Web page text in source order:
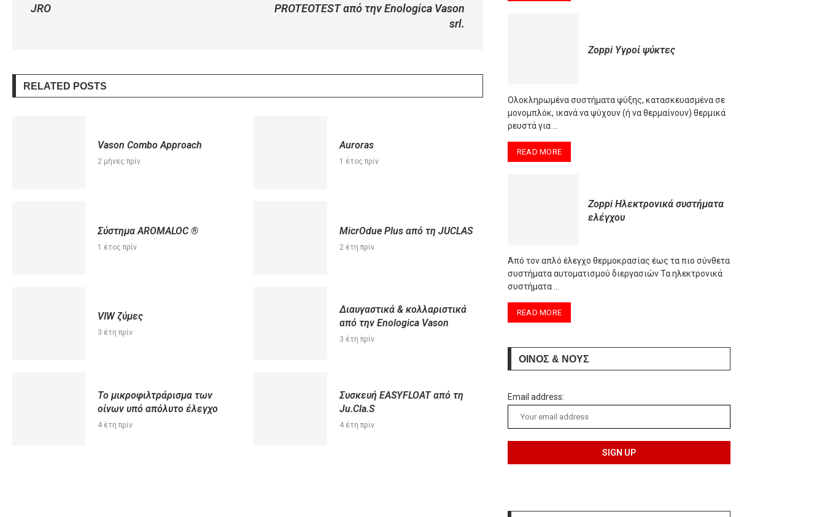
JRO
PROTEOTEST από την Enologica Vason
srl.
RELATED POSTS
Vason Combo Approach
2 μήνες πρίν
Auroras
1 έτος πρίν
Σύστημα AROMALOC ®
1 έτος πρίν
MicrOdue Plus από τη JUCLAS
2 έτη πρίν
VIW ζύμες
3 έτη πρίν
Διαυγαστικά & κολλαριστικά
από την Enologica Vason
3 έτη πρίν
Το μικροφιλτράρισμα των
οίνων υπό απόλυτο έλεγχο
4 έτη πρίν
Συσκευή EASYFLOAT από τη
Ju.Cla.S
4 έτη πρίν
Zoppi Υγροί ψύκτες
Oλοκληρωμένα συστήματα ψύξης, κατασκευασμένα σε
μονομπλόκ, ικανά να ψύχουν (ή να θερμαίνουν) θερμικά
ρευστά για …
READ MORE
Zoppi Ηλεκτρονικά συστήματα
ελέγχου
Από τον απλό έλεγχο θερμοκρασίας έως τα πιο σύνθετα
συστήματα αυτοματισμού διεργασιών Τα ηλεκτρονικά
συστήματα …
READ MORE
ΟΙΝΟΣ & ΝΟΥΣ
Email address: